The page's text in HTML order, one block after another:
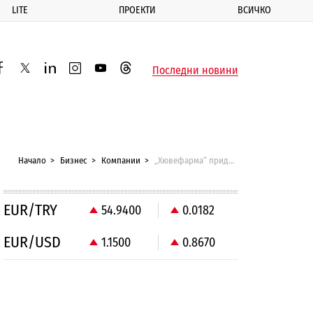
LITE ПРОЕКТИ ВСИЧКО
twitterlinkedininstagram
youtubethreadsПоследни новини
Начало Бизнес Компании „Хювефарма“ придобива голям химически завод в Гаресио
EUR/TRY 54.9400 0.0182
EUR/USD 1.1500 0.8670